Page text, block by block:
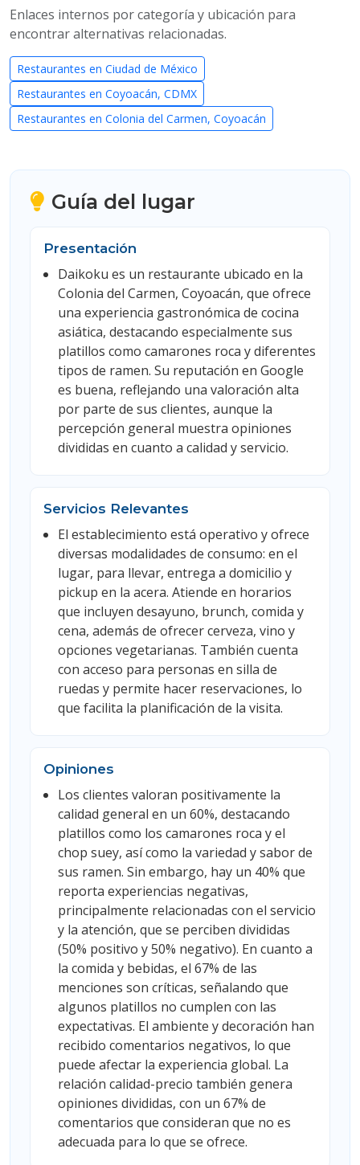
Enlaces internos por categoría y ubicación para
encontrar alternativas relacionadas.
Restaurantes en Ciudad de México
Restaurantes en Coyoacán, CDMX
Restaurantes en Colonia del Carmen, Coyoacán
Guía del lugar
Presentación
Daikoku es un restaurante ubicado en la
Colonia del Carmen, Coyoacán, que ofrece
una experiencia gastronómica de cocina
asiática, destacando especialmente sus
platillos como camarones roca y diferentes
tipos de ramen. Su reputación en Google
es buena, reflejando una valoración alta
por parte de sus clientes, aunque la
percepción general muestra opiniones
divididas en cuanto a calidad y servicio.
Servicios Relevantes
El establecimiento está operativo y ofrece
diversas modalidades de consumo: en el
lugar, para llevar, entrega a domicilio y
pickup en la acera. Atiende en horarios
que incluyen desayuno, brunch, comida y
cena, además de ofrecer cerveza, vino y
opciones vegetarianas. También cuenta
con acceso para personas en silla de
ruedas y permite hacer reservaciones, lo
que facilita la planificación de la visita.
Opiniones
Los clientes valoran positivamente la
calidad general en un 60%, destacando
platillos como los camarones roca y el
chop suey, así como la variedad y sabor de
sus ramen. Sin embargo, hay un 40% que
reporta experiencias negativas,
principalmente relacionadas con el servicio
y la atención, que se perciben divididas
(50% positivo y 50% negativo). En cuanto a
la comida y bebidas, el 67% de las
menciones son críticas, señalando que
algunos platillos no cumplen con las
expectativas. El ambiente y decoración han
recibido comentarios negativos, lo que
puede afectar la experiencia global. La
relación calidad-precio también genera
opiniones divididas, con un 67% de
comentarios que consideran que no es
adecuada para lo que se ofrece.